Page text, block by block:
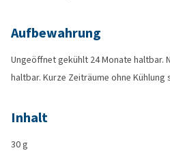
Aufbewahrung
Ungeöffnet gekühlt 24 Monate haltbar.
haltbar. Kurze Zeiträume ohne
Inhalt
30 g